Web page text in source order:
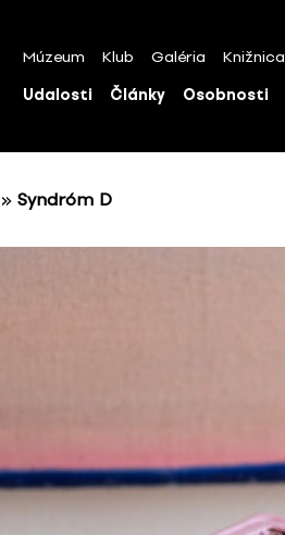
Múzeum Klub Galéria Knižnica
Udalosti Články Osobnosti
» Syndróm D